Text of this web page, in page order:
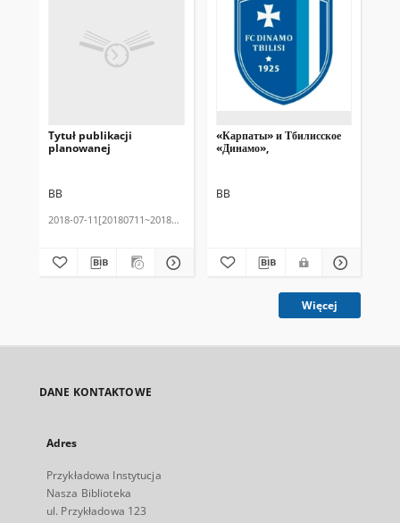
Tytuł publikacji
planowanej
BB
2018-07-11[20180711~20180711]
«Карпаты» и Тбилисское
«Динамо»,
BB
Więcej
DANE KONTAKTOWE
Adres
Przykładowa Instytucja
Nasza Biblioteka
ul. Przykładowa 123